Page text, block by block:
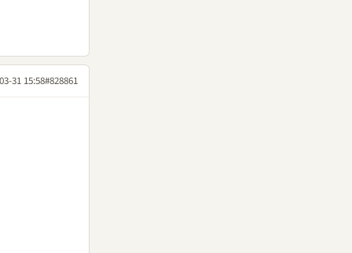
31 15:58#828861